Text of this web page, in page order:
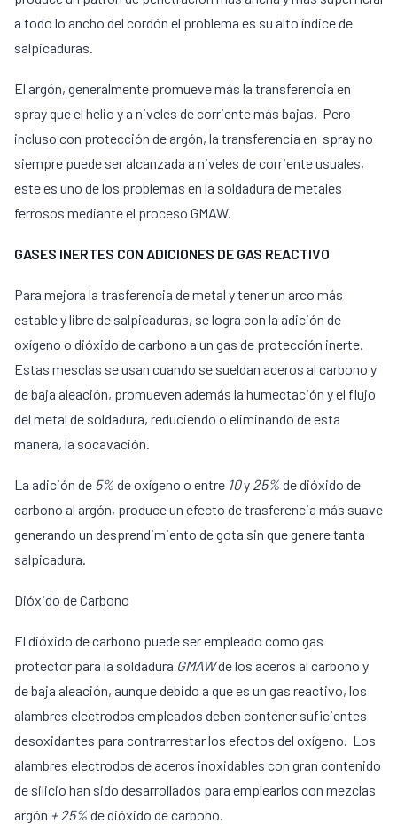
a todo lo ancho del cordón el problema es su alto índice de
salpicaduras.
El argón, generalmente promueve más la transferencia en
spray que el helio y a niveles de corriente más bajas. Pero
incluso con protección de argón, la transferencia en spray no
siempre puede ser alcanzada a niveles de corriente usuales,
este es uno de los problemas en la soldadura de metales
ferrosos mediante el proceso GMAW.
GASES INERTES CON ADICIONES DE GAS REACTIVO
Para mejora la trasferencia de metal y tener un arco más
estable y libre de salpicaduras, se logra con la adición de
oxígeno o dióxido de carbono a un gas de protección inerte.
Estas mesclas se usan cuando se sueldan aceros al carbono y
de baja aleación, promueven además la humectación y el flujo
del metal de soldadura, reduciendo o eliminando de esta
manera, la socavación.
La adición de 5% de oxígeno o entre 10y 25% de dióxido de
carbono al argón, produce un efecto de trasferencia más suave
generando un desprendimiento de gota sin que genere tanta
salpicadura.
Dióxido de Carbono
El dióxido de carbono puede ser empleado como gas
protector para la soldadura GMAWde los aceros al carbono y
de baja aleación, aunque debido a que es un gas reactivo, los
alambres electrodos empleados deben contener suficientes
desoxidantes para contrarrestar los efectos del oxígeno. Los
alambres electrodos de aceros inoxidables con gran contenido
de silicio han sido desarrollados para emplearlos con mezclas
argón + 25% de dióxido de carbono.